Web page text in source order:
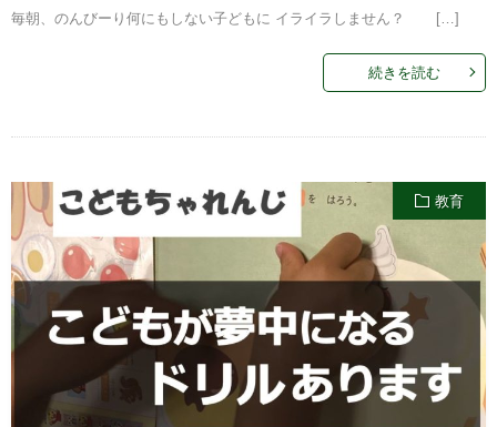
毎朝、のんびーり何にもしない子どもに イライラしません？ […]
続きを読む
教育